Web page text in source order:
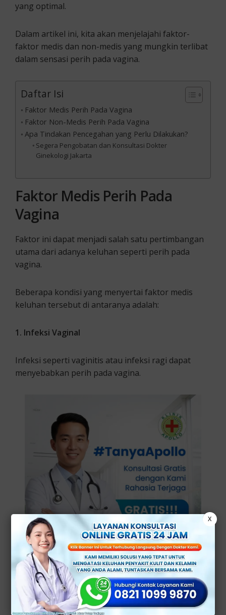
yang optimal.
Dalam artikel ini, kita akan menjelajahi faktor-
faktor medis dan non-medis yang mungkin terlibat
dalam sensasi perih pada vagina.
Daftar Isi
Faktor Medis Perih Pada Vagina
Faktor Non-Medis Perih Pada Vagina
Apa Tindakan Pencegahan yang Perlu Dilakukan?
Segera Pengobatan dan Konsultasi Dokter
Ginekologi Jakarta
Faktor Medis Perih Pada
Vagina
Faktor ini dapat menjadi salah satu pertimbangan
utama dari adanya keluhan seperti perih pada
vagina.
Beberapa kondisi yang menyertai faktor medis
keluhan tersebut di antaranya adalah:
1. Infeksi Vaginal
Infeksi seperti vaginitis atau infeksi ragi dapat
menyebabkan perih pada vagina.
Ketidakseimbangan flora bakteri normal dapat
menjadi pemicu utama masalah kewanitaan bahkan
keputihan abnormal.
X